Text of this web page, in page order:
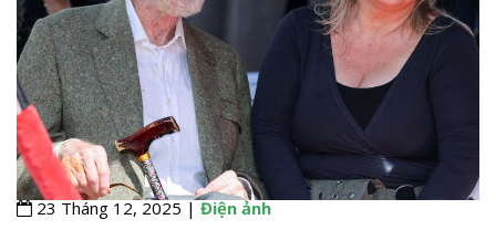
23 Tháng 12, 2025 |Điện ảnh